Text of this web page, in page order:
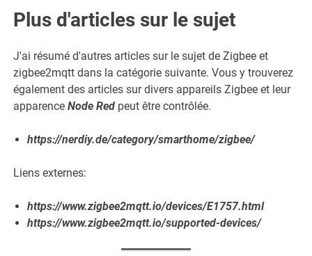
Plus d'articles sur le sujet
J'ai résumé d'autres articles sur le sujet de Zigbee et
zigbee2mqtt dans la catégorie suivante. Vous y trouverez
également des articles sur divers appareils Zigbee et leur
apparenceNode Red peut être contrôlée.
https://nerdiy.de/category/smarthome/zigbee/
Liens externes:
https://www.zigbee2mqtt.io/devices/E1757.html
https://www.zigbee2mqtt.io/supported-devices/